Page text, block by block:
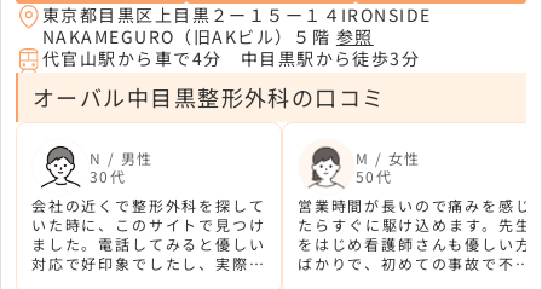
東京都目黒区上目黒２ー１５ー１４IRONSIDE
NAKAMEGURO（旧AKビル）５階 参照
代官山駅から車で4分 中目黒駅から徒歩3分
オーバル中目黒整形外科の口コミ
N / 男性
30代
会社の近くで整形外科を探して
いた時に、このサイトで見つけ
ました。電話してみると優しい
対応で好印象でしたし、実際に
M / 女性
50代
営業時間が長いので痛みを感じ
たらすぐに駆け込めます。先生
をはじめ看護師さんも優しい方
ばかりで、初めての事故で不安